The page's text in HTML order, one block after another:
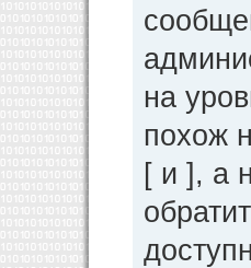
на
похож
[ и ], а